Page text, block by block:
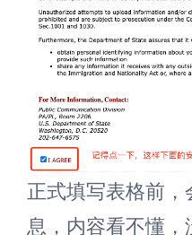
正式填写表格前
息，内容看不懂